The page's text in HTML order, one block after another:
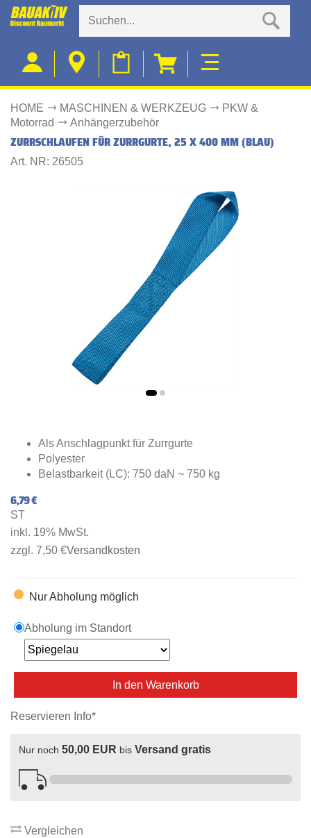
HOME MASCHINEN & WERKZEUG
PKW &
Motorrad
Anhängerzubehör
ZURRSCHLAUFEN FÜR ZURRGURTE, 25 X 400 MM (BLAU)
Art. NR: 26505
Als Anschlagpunkt für Zurrgurte
Polyester
Belastbarkeit (LC): 750 daN ~ 750 kg
6,79 €
ST
inkl. 19% MwSt.
zzgl. 7,50 €Versandkosten
Nur Abholung möglich
Abholung im Standort
In den Warenkorb
Reservieren Info*
Nur noch 50,00 EUR bis Versand gratis
Vergleichen